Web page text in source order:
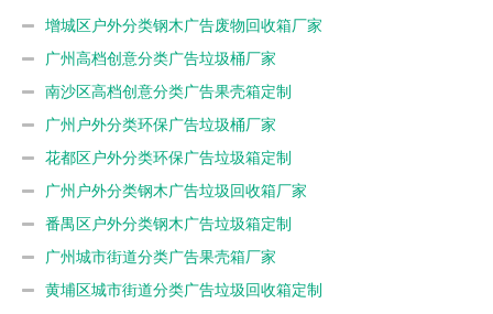
增城区户外分类钢木广告废物回收箱厂家
广州高档创意分类广告垃圾桶厂家
南沙区高档创意分类广告果壳箱定制
广州户外分类环保广告垃圾桶厂家
花都区户外分类环保广告垃圾箱定制
广州户外分类钢木广告垃圾回收箱厂家
番禺区户外分类钢木广告垃圾箱定制
广州城市街道分类广告果壳箱厂家
黄埔区城市街道分类广告垃圾回收箱定制